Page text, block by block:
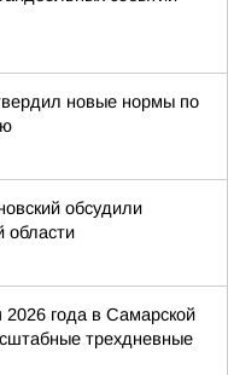
новые нормы по
обсудили
области
2026 года в Самарской
трехдневные